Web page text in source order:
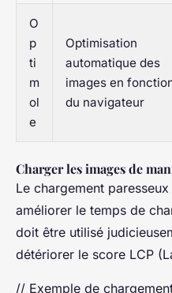
O
p
ti
m
ol
e
Optimisation
automatique des
images en
du navigateur
Charger les images de
Le chargement
améliorer le temps de
doit être utilisé
détériorer le score LCP
// Exemple de